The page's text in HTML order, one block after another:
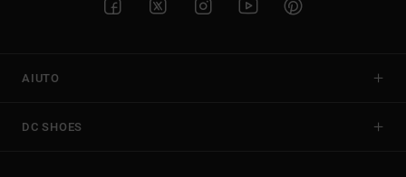
AIUTO
DC SHOES